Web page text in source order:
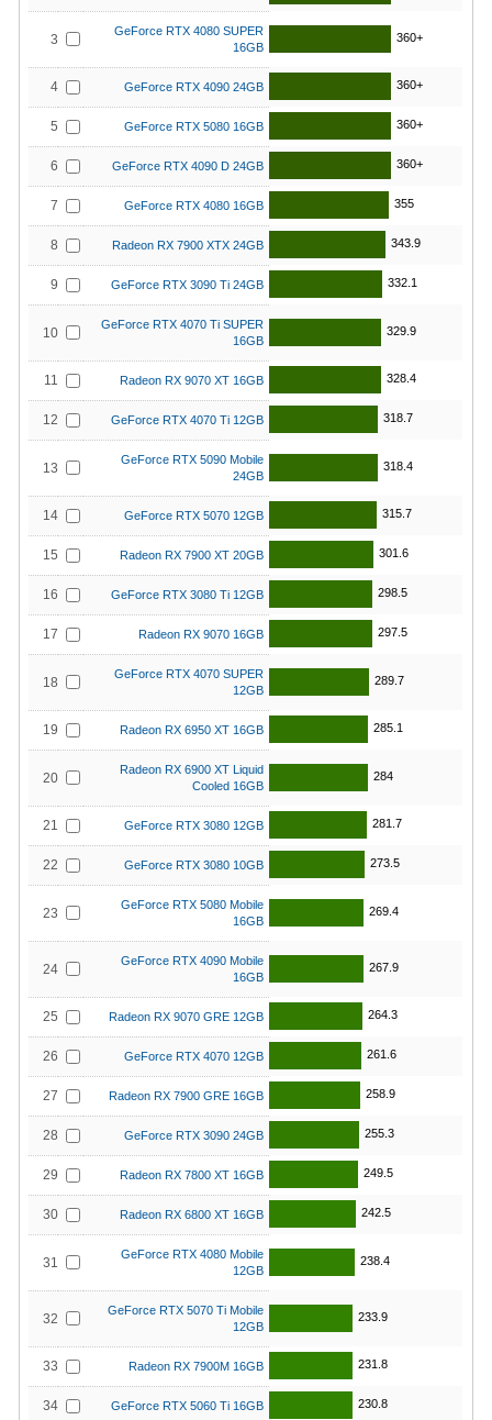
3
GeForce RTX 4080 SUPER
16GB
360+
4 GeForce RTX 4090 24GB 360+
5 GeForce RTX 5080 16GB 360+
6 GeForce RTX 4090 D 24GB 360+
7 GeForce RTX 4080 16GB 355
8 Radeon RX 7900 XTX 24GB 343.9
9 GeForce RTX 3090 Ti 24GB 332.1
10
GeForce RTX 4070 Ti SUPER
16GB
329.9
11 Radeon RX 9070 XT 16GB 328.4
12 GeForce RTX 4070 Ti 12GB 318.7
13
GeForce RTX 5090 Mobile
24GB
318.4
14 GeForce RTX 5070 12GB 315.7
15 Radeon RX 7900 XT 20GB 301.6
16 GeForce RTX 3080 Ti 12GB 298.5
17 Radeon RX 9070 16GB 297.5
18
GeForce RTX 4070 SUPER
12GB
289.7
19 Radeon RX 6950 XT 16GB 285.1
20
Radeon RX 6900 XT Liquid
Cooled 16GB
284
21 GeForce RTX 3080 12GB 281.7
22 GeForce RTX 3080 10GB 273.5
23
GeForce RTX 5080 Mobile
16GB
269.4
24
GeForce RTX 4090 Mobile
16GB
267.9
25 Radeon RX 9070 GRE 12GB 264.3
26 GeForce RTX 4070 12GB 261.6
27 Radeon RX 7900 GRE 16GB 258.9
28 GeForce RTX 3090 24GB 255.3
29 Radeon RX 7800 XT 16GB 249.5
30 Radeon RX 6800 XT 16GB 242.5
31
GeForce RTX 4080 Mobile
12GB
238.4
32
GeForce RTX 5070 Ti Mobile
12GB
233.9
33 Radeon RX 7900M 16GB 231.8
34 GeForce RTX 5060 Ti 16GB 230.8